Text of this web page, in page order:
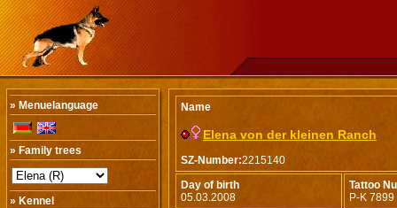
» Menuelanguage
» Family trees
» Kennel
Name
Elena von der kleinen Ranch
SZ-Number:2215140
Day of birth
05.03.2008
Tattoo
P-K 7899